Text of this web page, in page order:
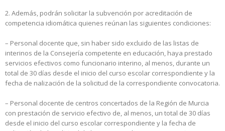
2. Además, podrán solicitar la subvención por acreditación de
competencia idiomática quienes reúnan las siguientes condiciones:
– Personal docente que, sin haber sido excluido de las listas de
interinos de la Consejería competente en educación, haya prestado
servicios efectivos como funcionario interino, al menos, durante un
total de 30 días desde el inicio del curso escolar correspondiente y la
fecha de nalización de la solicitud de la correspondiente convocatoria.
– Personal docente de centros concertados de la Región de Murcia
con prestación de servicio efectivo de, al menos, un total de 30 días
desde el inicio del curso escolar correspondiente y la fecha de